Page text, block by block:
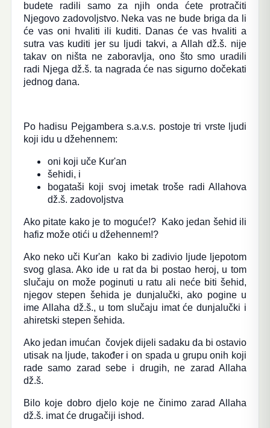
budete radili samo za njih onda ćete protračiti
Njegovo zadovoljstvo. Neka vas ne bude briga da li
će vas oni hvaliti ili kuditi. Danas će vas hvaliti a
sutra vas kuditi jer su ljudi takvi, a Allah dž.š. nije
takav on ništa ne zaboravlja, ono što smo uradili
radi Njega dž.š. ta nagrada će nas sigurno dočekati
jednog dana.
Po hadisu Pejgambera s.a.v.s. postoje tri vrste ljudi
koji idu u džehennem:
oni koji uče Kur'an
šehidi, i
bogataši koji svoj imetak troše radi Allahova
dž.š. zadovoljstva
Ako pitate kako je to moguće!? Kako jedan šehid ili
hafiz može otići u džehennem!?
Ako neko uči Kur'an kako bi zadivio ljude ljepotom
svog glasa. Ako ide u rat da bi postao heroj, u tom
slučaju on može poginuti u ratu ali neće biti šehid,
njegov stepen šehida je dunjalučki, ako pogine u
ime Allaha dž.š., u tom slučaju imat će dunjalučki i
ahiretski stepen šehida.
Ako jedan imućan čovjek dijeli sadaku da bi ostavio
utisak na ljude, također i on spada u grupu onih koji
rade samo zarad sebe i drugih, ne zarad Allaha
dž.š.
Bilo koje dobro djelo koje ne činimo zarad Allaha
dž.š. imat će drugačiji ishod.